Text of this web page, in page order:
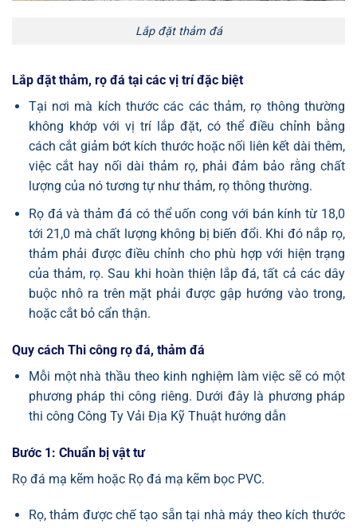
Lắp đặt thảm đá
Lắp đặt thảm, rọ đá tại các vị trí đặc biệt
Tại nơi mà kích thước các các thảm, rọ thông thường
không khớp với vị trí lắp đặt, có thể điều chỉnh bằng
cách cắt giảm bớt kích thước hoặc nối liên kết dài thêm,
việc cắt hay nối dài thảm rọ, phải đảm bảo rằng chất
lượng của nó tương tự như thảm, rọ thông thường.
Rọ đá và thảm đá có thể uốn cong với bán kính từ 18,0
tới 21,0 mà chất lượng không bị biến đổi. Khi đó nắp rọ,
thảm phải được điều chỉnh cho phù hợp với hiện trạng
của thảm, rọ. Sau khi hoàn thiện lắp đá, tất cả các dây
buộc nhô ra trên mặt phải được gập hướng vào trong,
hoặc cắt bỏ cẩn thận.
Quy cách Thi công rọ đá, thảm đá
Mỗi một nhà thầu theo kinh nghiệm làm việc sẽ có một
phương pháp thi công riêng. Dưới đây là phương pháp
thi công Công Ty Vải Địa Kỹ Thuật hướng dẫn
Bước 1: Chuẩn bị vật tư
Rọ đá mạ kẽm hoặc Rọ đá mạ kẽm bọc PVC.
Rọ, thảm được chế tạo sẵn tại nhà máy theo kích thước